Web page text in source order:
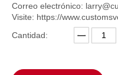
Correo electrónico:
Visite: https://
Cantidad: